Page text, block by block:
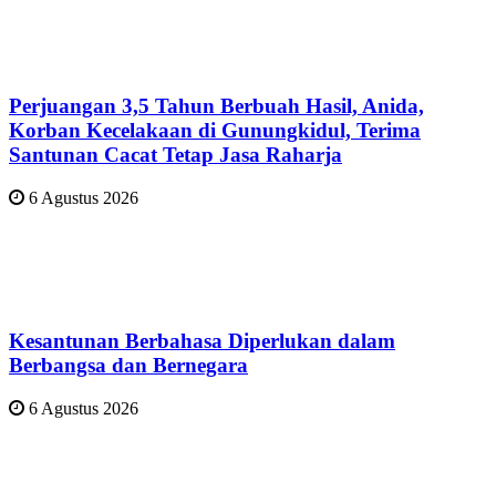
Perjuangan 3,5 Tahun Berbuah Hasil, Anida,
Korban Kecelakaan di Gunungkidul, Terima
Santunan Cacat Tetap Jasa Raharja
6 Agustus 2026
Kesantunan Berbahasa Diperlukan dalam
Berbangsa dan Bernegara
6 Agustus 2026